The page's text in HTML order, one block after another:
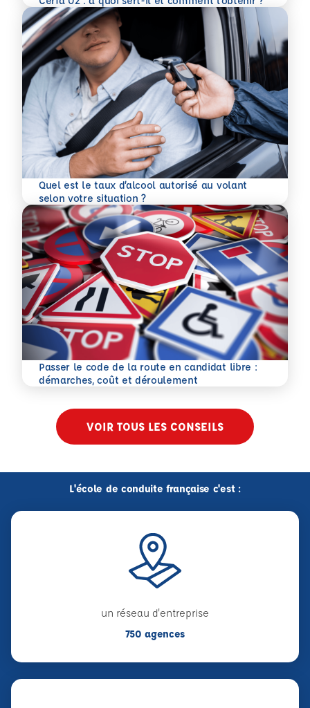
Quel est le taux d’alcool autorisé au volant
selon votre situation ?
En savoir plus
Passer le code de la route en candidat libre :
démarches, coût et déroulement
En savoir plus
VOIR TOUS LES CONSEILS
L'école de conduite française c'est :
un réseau d'entreprise
750 agences